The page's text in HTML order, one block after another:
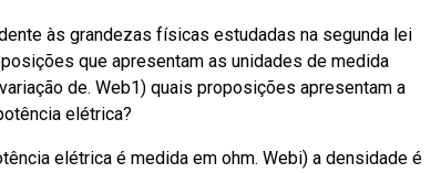
às grandezas físicas estudadas na segunda lei
que apresentam as unidades de medida
de. Web1) quais proposições apresentam a
elétrica?
elétrica é medida em ohm. Webi) a densidade é